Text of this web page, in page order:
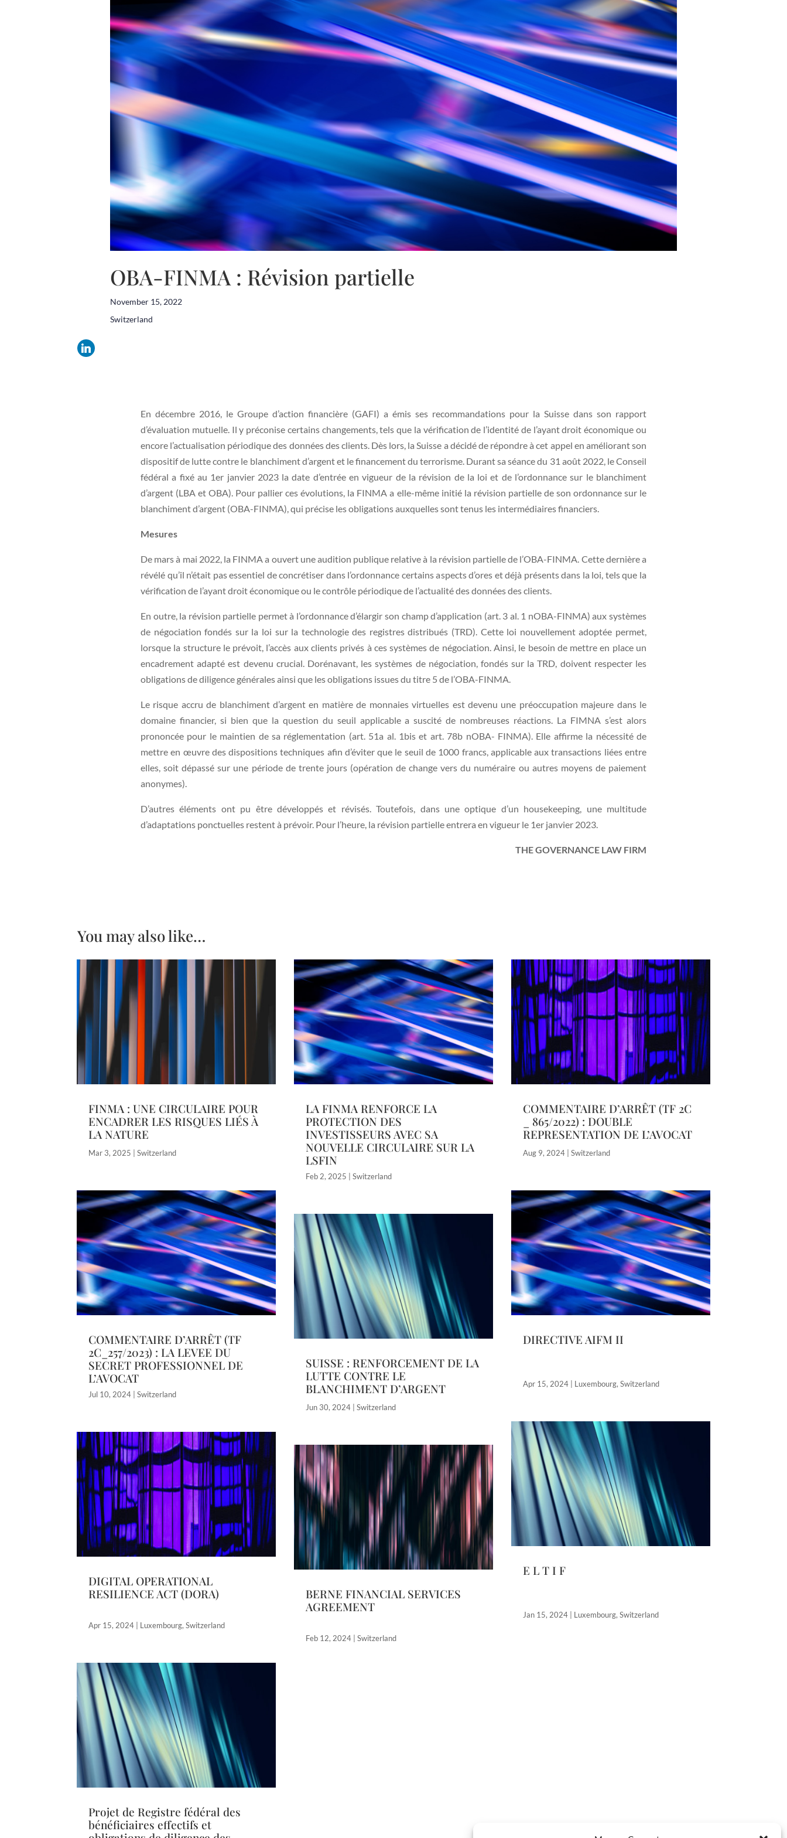
OBA-FINMA : Révision partielle
November 15, 2022
Switzerland
En décembre 2016, le Groupe d’action financière (GAFI) a émis ses recommandations pour la Suisse dans son rapport
d’évaluation mutuelle. Il y préconise certains changements, tels que la vérification de l’identité de l’ayant droit économique ou
encore l’actualisation périodique des données des clients. Dès lors, la Suisse a décidé de répondre à cet appel en améliorant son
dispositif de lutte contre le blanchiment d’argent et le financement du terrorisme. Durant sa séance du 31 août 2022, le Conseil
fédéral a fixé au 1er janvier 2023 la date d’entrée en vigueur de la révision de la loi et de l’ordonnance sur le blanchiment
d’argent (LBA et OBA). Pour pallier ces évolutions, la FINMA a elle-même initié la révision partielle de son ordonnance sur le
blanchiment d’argent (OBA-FINMA), qui précise les obligations auxquelles sont tenus les intermédiaires financiers.
Mesures
De mars à mai 2022, la FINMA a ouvert une audition publique relative à la révision partielle de l’OBA-FINMA. Cette dernière a
révélé qu’il n’était pas essentiel de concrétiser dans l’ordonnance certains aspects d’ores et déjà présents dans la loi, tels que la
vérification de l’ayant droit économique ou le contrôle périodique de l’actualité des données des clients.
En outre, la révision partielle permet à l’ordonnance d’élargir son champ d’application (art. 3 al. 1 nOBA-FINMA) aux systèmes
de négociation fondés sur la loi sur la technologie des registres distribués (TRD). Cette loi nouvellement adoptée permet,
lorsque la structure le prévoit, l’accès aux clients privés à ces systèmes de négociation. Ainsi, le besoin de mettre en place un
encadrement adapté est devenu crucial. Dorénavant, les systèmes de négociation, fondés sur la TRD, doivent respecter les
obligations de diligence générales ainsi que les obligations issues du titre 5 de l’OBA-FINMA.
Le risque accru de blanchiment d’argent en matière de monnaies virtuelles est devenu une préoccupation majeure dans le
domaine financier, si bien que la question du seuil applicable a suscité de nombreuses réactions. La FIMNA s’est alors
prononcée pour le maintien de sa réglementation (art. 51a al. 1bis et art. 78b nOBA- FINMA). Elle affirme la nécessité de
mettre en œuvre des dispositions techniques afin d’éviter que le seuil de 1000 francs, applicable aux transactions liées entre
elles, soit dépassé sur une période de trente jours (opération de change vers du numéraire ou autres moyens de paiement
anonymes).
D’autres éléments ont pu être développés et révisés. Toutefois, dans une optique d’un housekeeping, une multitude
d’adaptations ponctuelles restent à prévoir. Pour l’heure, la révision partielle entrera en vigueur le 1er janvier 2023.
THE GOVERNANCE LAW FIRM
You may also like…
FINMA : UNE CIRCULAIRE POUR
ENCADRER LES RISQUES LIÉS À
LA NATURE
Mar 3, 2025 Switzerland
COMMENTAIRE D’ARRÊT (TF
2C_257/2023) : LA LEVEE DU
SECRET PROFESSIONNEL DE
L’AVOCAT
Jul 10, 2024 Switzerland
DIGITAL OPERATIONAL
RESILIENCE ACT (DORA)
Apr 15, 2024 Luxembourg, Switzerland
Projet de Registre fédéral des
bénéficiaires effectifs et
LA FINMA RENFORCE LA
PROTECTION DES
INVESTISSEURS AVEC SA
NOUVELLE CIRCULAIRE SUR LA
LSFIN
Feb 2, 2025 Switzerland
SUISSE : RENFORCEMENT DE LA
LUTTE CONTRE LE
BLANCHIMENT D’ARGENT
Jun 30, 2024| Switzerland
BERNE FINANCIAL SERVICES
AGREEMENT
Feb 12, 2024| Switzerland
COMMENTAIRE D’ARRÊT (TF 2C
_ 865/2022) : DOUBLE
REPRESENTATION DE L’AVOCAT
Aug 9, 2024| Switzerland
DIRECTIVE AIFM II
Apr 15, 2024| Luxembourg, Switzerland
E L T I F
Jan 15, 2024| Luxembourg, Switzerland